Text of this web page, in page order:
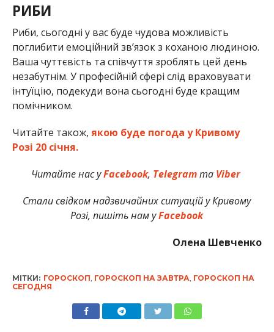
РИБИ
Риби, сьогодні у вас буде чудова можливість
поглибити емоційний зв’язок з коханою людиною.
Ваша чуттєвість та співчуття зроблять цей день
незабутнім. У професійній сфері слід враховувати
інтуїцію, подекуди вона сьогодні буде кращим
помічником.
Читайте також, якою буде погода у Кривому
Розі 20 січня.
Читайте нас уFacebook, Telegramта Viber
Стали свідком надзвичайних ситуацій у Кривому
Розі, пишіть нам уFacebook
Олена Шевченко
МІТКИ: ГОРОСКОП ГОРОСКОП НА ЗАВТРА ГОРОСКОП НА
СЕГОДНЯ